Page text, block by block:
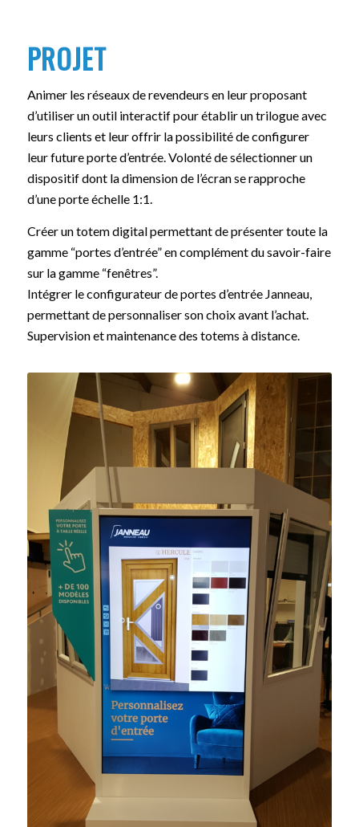
PROJET
Animer les réseaux de revendeurs en leur proposant
d’utiliser un outil interactif pour établir un trilogue avec
leurs clients et leur offrir la possibilité de configurer
leur future porte d’entrée. Volonté de sélectionner un
dispositif dont la dimension de l’écran se rapproche
d’une porte échelle 1:1.
Créer un totem digital permettant de présenter toute la
gamme “portes d’entrée” en complément du savoir-faire
sur la gamme “fenêtres”.
Intégrer le configurateur de portes d’entrée Janneau,
permettant de personnaliser son choix avant l’achat.
Supervision et maintenance des totems à distance.